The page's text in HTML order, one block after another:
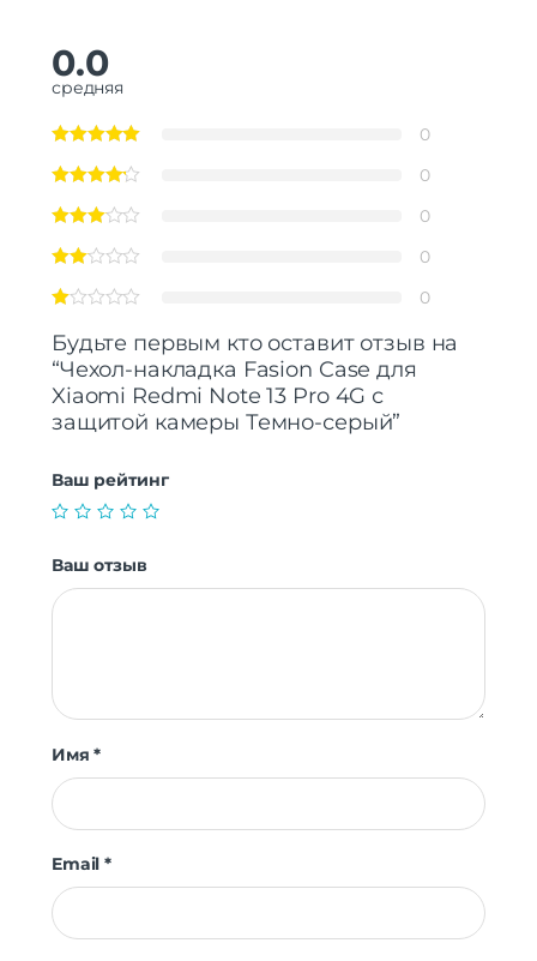
0.0
средняя
0
0
0
0
0
Будьте первым кто оставит отзыв на
“Чехол-накладка Fasion Case для
Xiaomi Redmi Note 13 Pro 4G с
защитой камеры Темно-серый”
Ваш рейтинг
Ваш отзыв
Имя*
Email*